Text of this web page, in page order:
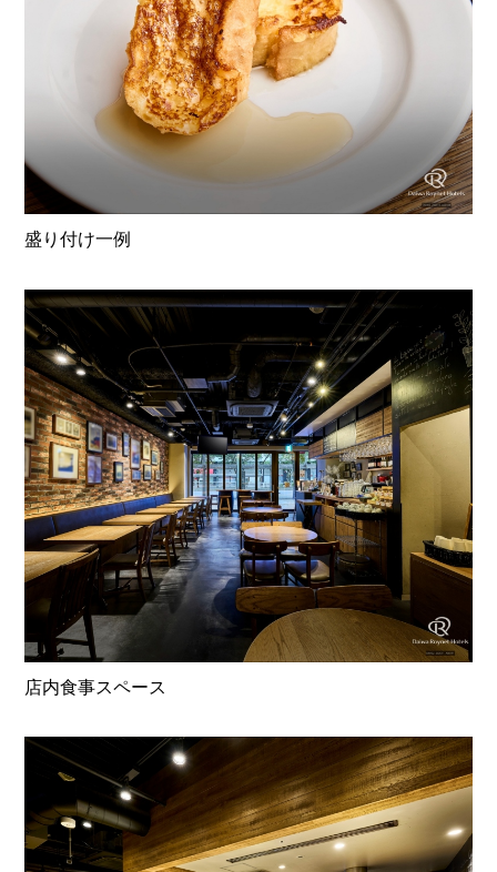
盛り付け一例
店内食事スペース